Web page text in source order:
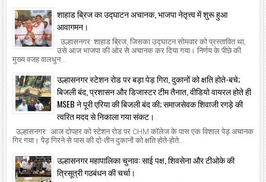
शाहाड ब्रिज का उद्घाटन अचानक, भाजपा नेतृत्त्व में शुरू हुआ
आवागमन।
उल्हासनगर: शाहाड ब्रिज, जिसका उद्घाटन सोमवार को प्रस्तावित था,
उसे आज भाजपा की ओर से अचानक कर दिया गया। निर्णय के पीछे की
मुख्य वजह वालधुन...
उल्हासनगर स्टेशन रोड पर बड़ा पेड़ गिरा, दुकानों को क्षति होते-बचे;
बिजली बंद, प्रशासन और डिजास्टर टीम तैनात, वीडियो वायरल होते ही
MSEB ने पूरी एरिया की बिजली बंद की; समाजसेवक शिवाजी रगड़े की
त्वरित मदद से निकाला गया संकट।
उल्हासनगर: आज दोपहर को स्टेशन रोड पर CHM कॉलेज के पास एक विशाल पेड़ अचानक
गिर गया। पेड़ गिरने से पास की दो-तीन दुकानों को क्षति होते-होते...
उल्हासनगर महापालिका चुनाव: साई पक्ष, शिवसेना और टीओके की
त्रिसूत्री गठबंधन की चर्चा।